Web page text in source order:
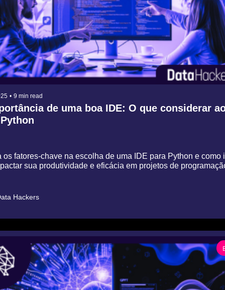
• 9 min read
de uma boa IDE: O que considerar
os fatores-chave na escolha de uma IDE para Python e como
sua produtividade e eficácia em projetos de
Hackers